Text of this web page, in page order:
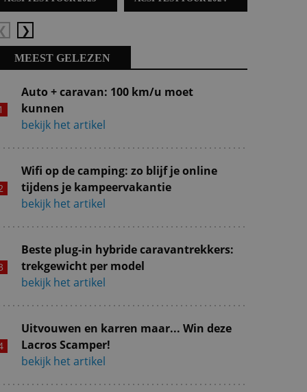
Volgende
MEEST GELEZEN
Auto + caravan: 100 km/u moet
kunnen
bekijk het artikel
Wifi op de camping: zo blijf je online
tijdens je kampeervakantie
bekijk het artikel
Beste plug-in hybride caravantrekkers:
trekgewicht per model
bekijk het artikel
Uitvouwen en karren maar... Win deze
Lacros Scamper!
bekijk het artikel